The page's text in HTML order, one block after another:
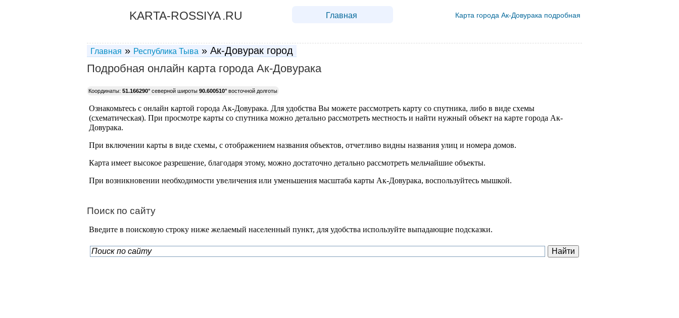
KARTA-ROSSIYA.RU Главная Карта города Ак-Довурака подробная
Главная » Республика Тыва » Ак-Довурак город
Подробная онлайн карта города Ак-Довурака
Координаты: 51.166290° северной широты 90.600510° восточной долготы
Ознакомьтесь с онлайн картой города Ак-Довурака. Для удобства Вы можете рассмотреть карту со спутника, либо в виде схемы
(схематическая). При просмотре карты со спутника можно детально рассмотреть местность и найти нужный объект на карте города Ак-
Довурака.
При включении карты в виде схемы, с отображением названия объектов, отчетливо видны названия улиц и номера домов.
Карта имеет высокое разрешение, благодаря этому, можно достаточно детально рассмотреть мельчайшие объекты.
При возникновении необходимости увеличения или уменьшения масштаба карты Ак-Довурака, воспользуйтесь мышкой.
Поиск по сайту
Введите в поисковую строку ниже желаемый населенный пункт, для удобства используйте выпадающие подсказки.